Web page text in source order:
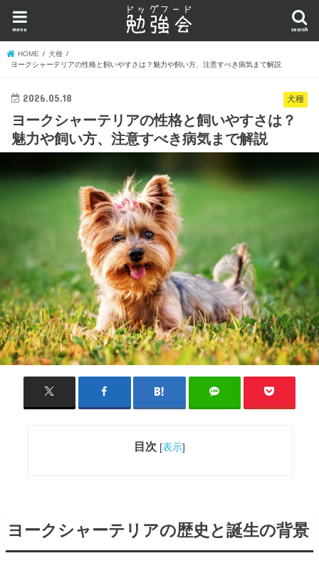
search
menu
HOME
犬種
ヨークシャーテリアの性格と飼いやすさは？魅力や飼い方、注意すべき病気まで解説
犬種
2026.05.18
ヨークシャーテリアの性格と飼いやすさは？
魅力や飼い方、注意すべき病気まで解説
目次 [表示]
ヨークシャーテリアの歴史と誕生の背景